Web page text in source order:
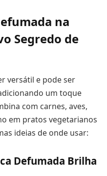
na
Segredo de
versátil e pode ser
um toque
com carnes, aves,
em pratos vegetarianos
ideias de onde usar:
Defumada Brilha